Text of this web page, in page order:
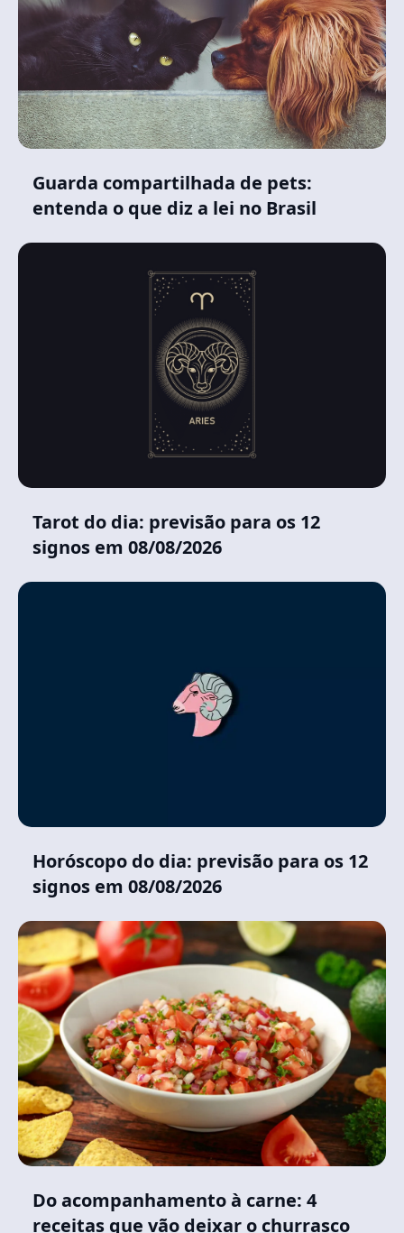
Guarda compartilhada de pets:
entenda o que diz a lei no Brasil
Tarot do dia: previsão para os 12
signos em 08/08/2026
Horóscopo do dia: previsão para os 12
signos em 08/08/2026
Do acompanhamento à carne: 4
receitas que vão deixar o churrasco